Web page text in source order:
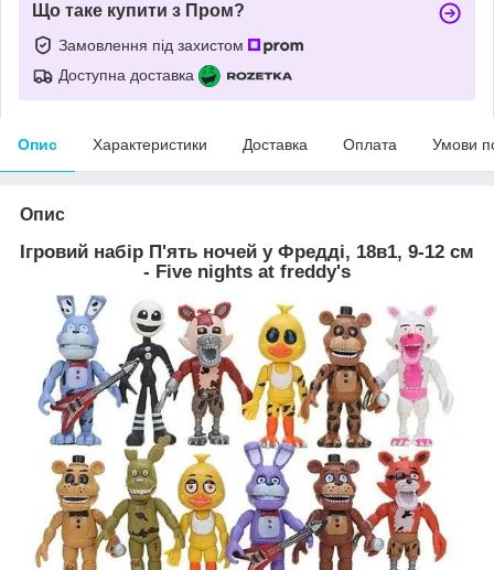
Що таке купити з Пром?
Замовлення під захистом
Доступна доставка
Опис Характеристики Доставка Оплата Умови
Опис
Ігровий набір П'ять ночей у Фредді, 18в1, 9-12 см
- Five nights at freddy's